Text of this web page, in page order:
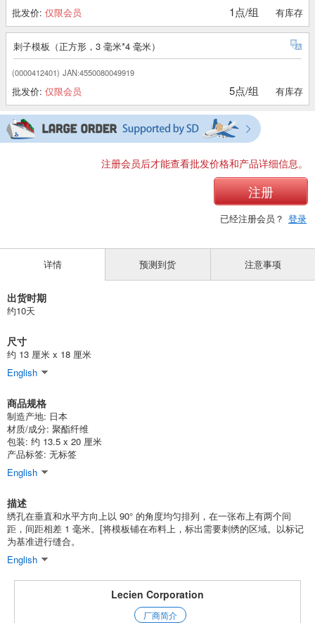
批发价: 仅限会员 1点/组 有库存
刺子模板（正方形，3 毫米*4 毫米）
(0000412401) JAN:4550080049919
批发价: 仅限会员 5点/组 有库存
注册会员后才能查看批发价格和产品详细信息。
注册
已经注册会员？ 登录
详情
出货时期
约10天
尺寸
约 13 厘米 x 18 厘米
English
商品规格
制造产地: 日本
材质/成分: 聚酯纤维
包装: 约 13.5 x 20 厘米
产品标签: 无标签
English
描述
绣孔在垂直和水平方向上以 90° 的角度均匀排列，在一张布上有两个间
距，间距相差 1 毫米。[将模板铺在布料上，标出需要刺绣的区域。以标记
为基准进行缝合。
English
预测到货 注意事项
Lecien Corporation
厂商简介